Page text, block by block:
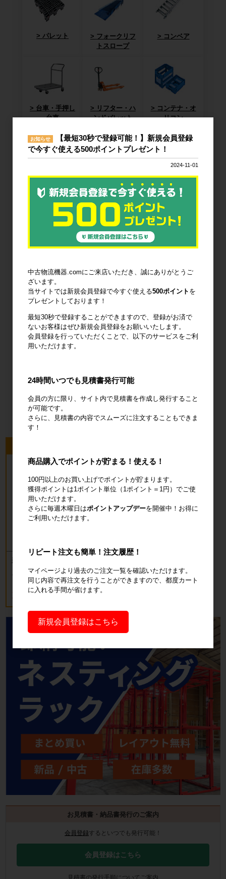
パレット
フォークリフ
トスロープ
コンベア
台車・手押し
台車
リフター・ハ
ンドパレット
コンテナ・オ
リコン
作業台 梱包資材
梱包機・封函
機
廃棄物減容機
輸送用緩衝材 安全設備 建設土木資材
オフィス用
品・衛生用品
新品 カゴ台車 ロールボックスパレッ
ト(樹脂底板) W850×D650×H1700mm
ブルー
18,700円 税込20,570円
お見積書・納品書発行のご案内
会員登録するといつでも発行可能！
会員登録はこちら
見積書の発行手順についてご案内
お知らせ
【最短30秒で登録可能！】新規会員登録
で今すぐ使える500ポイントプレゼント！
2024-11-01
中古物流機器.comにご来店いただき、誠にありがとうご
ざいます。
当サイトでは新規会員登録で今すぐ使える500ポイント を
プレゼントしております！
最短30秒で登録することができますので、登録がお済で
ないお客様はぜひ新規会員登録をお願いいたします。
会員登録を行っていただくことで、以下のサービスをご利
用いただけます。
24時間いつでも見積書発行可能
会員の方に限り、サイト内で見積書を作成し発行すること
が可能です。
さらに、見積書の内容でスムーズに注文することもできま
す！
商品購入でポイントが貯まる！使える！
100円以上のお買い上げでポイントが貯まります。
獲得ポイントは1ポイント単位（1ポイント＝1円）でご使
用いただけます。
さらに毎週木曜日はポイントアップデーを開催中！お得に
ご利用いただけます。
リピート注文も簡単！注文履歴！
マイページより過去のご注文一覧を確認いただけます。
同じ内容で再注文を行うことができますので、都度カート
に入れる手間が省けます。
新規会員登録はこちら